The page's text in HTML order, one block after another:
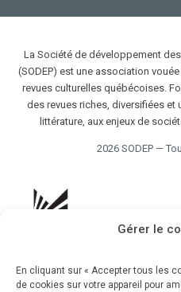
Gérer le
En cliquant sur « Accepter tous les
de cookies sur votre appareil pour
La Société de développement
(SODEP) est une association
revues culturelles québécoises.
des revues riches, diversifiées et
littérature, aux enjeux de
2026 SODEP —